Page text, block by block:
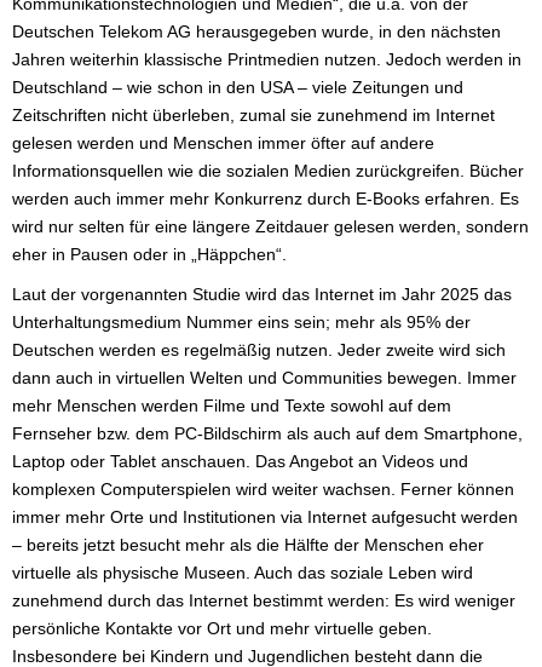
Deutschen Telekom AG herausgegeben wurde, in den nächsten
Jahren weiterhin klassische Printmedien nutzen. Jedoch werden in
Deutschland – wie schon in den USA – viele Zeitungen und
Zeitschriften nicht überleben, zumal sie zunehmend im Internet
gelesen werden und Menschen immer öfter auf andere
Informationsquellen wie die sozialen Medien zurückgreifen. Bücher
werden auch immer mehr Konkurrenz durch E-Books erfahren. Es
wird nur selten für eine längere Zeitdauer gelesen werden, sondern
eher in Pausen oder in „Häppchen“.
Laut der vorgenannten Studie wird das Internet im Jahr 2025 das
Unterhaltungsmedium Nummer eins sein; mehr als 95% der
Deutschen werden es regelmäßig nutzen. Jeder zweite wird sich
dann auch in virtuellen Welten und Communities bewegen. Immer
mehr Menschen werden Filme und Texte sowohl auf dem
Fernseher bzw. dem PC-Bildschirm als auch auf dem Smartphone,
Laptop oder Tablet anschauen. Das Angebot an Videos und
komplexen Computerspielen wird weiter wachsen. Ferner können
immer mehr Orte und Institutionen via Internet aufgesucht werden
– bereits jetzt besucht mehr als die Hälfte der Menschen eher
virtuelle als physische Museen. Auch das soziale Leben wird
zunehmend durch das Internet bestimmt werden: Es wird weniger
persönliche Kontakte vor Ort und mehr virtuelle geben.
Insbesondere bei Kindern und Jugendlichen besteht dann die